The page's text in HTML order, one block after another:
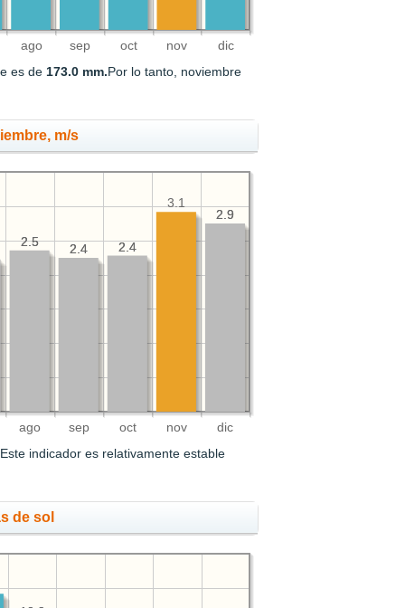
ago sep oct nov dic
es de 173.0 mm.Por lo tanto, noviembre
m/s
ago sep oct nov dic
2.9
2.4
2.4
2.5
2.9
3.1
2.4
2.4
2.5
Este indicador es relativamente estable
de sol